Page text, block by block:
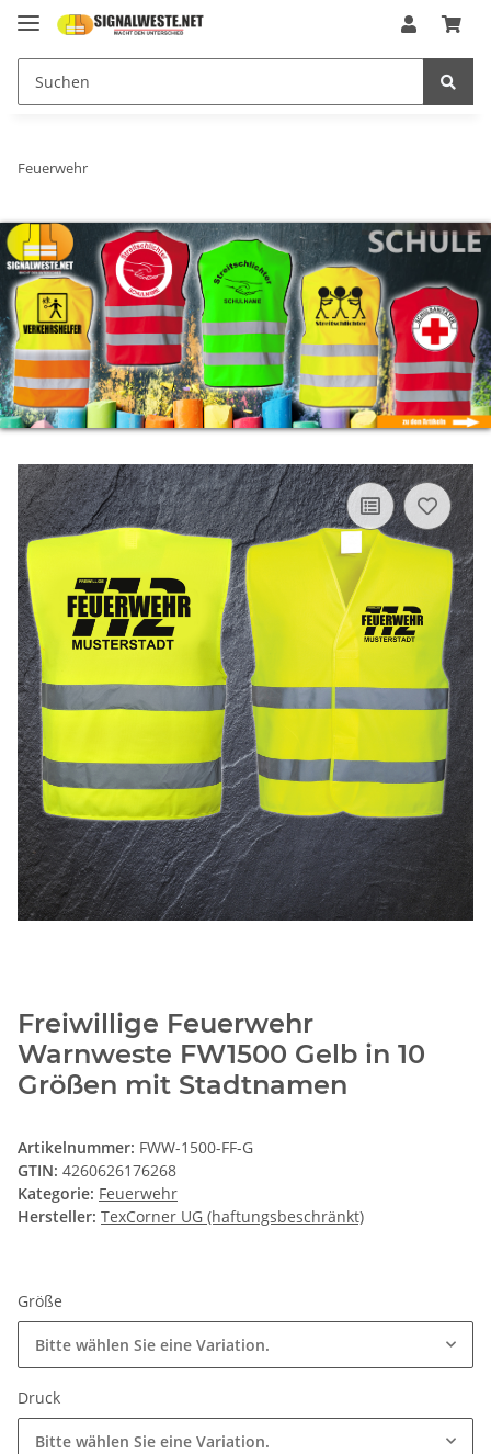
Feuerwehr
Freiwillige Feuerwehr
Warnweste FW1500 Gelb in 10
Größen mit Stadtnamen
Artikelnummer: FWW-1500-FF-G
GTIN: 4260626176268
Kategorie: Feuerwehr
Hersteller: TexCorner UG (haftungsbeschränkt)
Größe
Bitte wählen Sie eine Variation.
Druck
Bitte wählen Sie eine Variation.